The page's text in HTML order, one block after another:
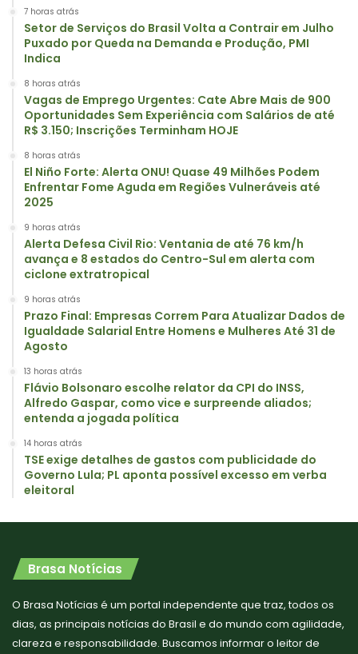
7 horas atrás
Setor de Serviços do Brasil Volta a Contrair em Julho
Puxado por Queda na Demanda e Produção, PMI
Indica
8 horas atrás
Vagas de Emprego Urgentes: Cate Abre Mais de 900
Oportunidades Sem Experiência com Salários de até
R$ 3.150; Inscrições Terminham HOJE
8 horas atrás
El Niño Forte: Alerta ONU! Quase 49 Milhões Podem
Enfrentar Fome Aguda em Regiões Vulneráveis até
2025
9 horas atrás
Alerta Defesa Civil Rio: Ventania de até 76 km/h
avança e 8 estados do Centro-Sul em alerta com
ciclone extratropical
9 horas atrás
Prazo Final: Empresas Correm Para Atualizar Dados de
Igualdade Salarial Entre Homens e Mulheres Até 31 de
Agosto
13 horas atrás
Flávio Bolsonaro escolhe relator da CPI do INSS,
Alfredo Gaspar, como vice e surpreende aliados;
entenda a jogada política
14 horas atrás
TSE exige detalhes de gastos com publicidade do
Governo Lula; PL aponta possível excesso em verba
eleitoral
Brasa Notícias
O Brasa Notícias é um portal independente que traz, todos os
dias, as principais notícias do Brasil e do mundo com agilidade,
clareza e responsabilidade. Buscamos informar o leitor de